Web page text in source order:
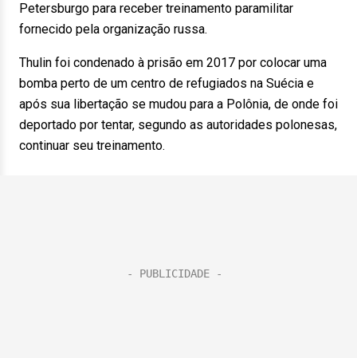
Petersburgo para receber treinamento paramilitar
fornecido pela organização russa.
Thulin foi condenado à prisão em 2017 por colocar uma
bomba perto de um centro de refugiados na Suécia e
após sua libertação se mudou para a Polônia, de onde foi
deportado por tentar, segundo as autoridades polonesas,
continuar seu treinamento.